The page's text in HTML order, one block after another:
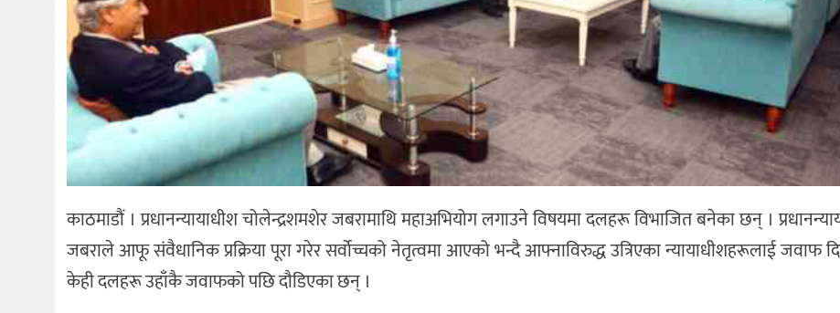
काठमाडौं । प्रधानन्यायाधीश चोलेन्द्रशमशेर जबरामाथि महाअभियोग लगाउने विषयमा दलहरू विभाजित बनेका छन् ।
जबराले आफू संवैधानिक प्रक्रिया पूरा गरेर सर्वोच्चको नेतृत्वमा आएको भन्दै आफ्नाविरुद्ध उत्रिएका न्यायाधीशहरूलाई जवाफ
केही दलहरू उहाँकै जवाफको पछि दौडिएका छन् ।